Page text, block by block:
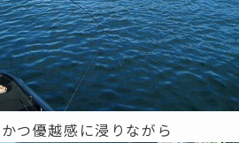
つ優越感に浸りながら